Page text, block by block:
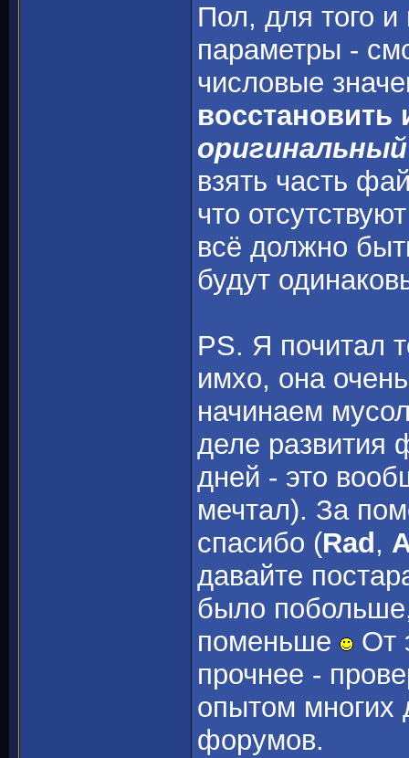
Пол, для того
параметры -
числовые
оригинальный
взять часть
что
всё должно
будут
PS. Я почитал
имхо, она
начинаем
деле развития
дней - это
мечтал). За
спасибо (Rad ,
давайте
было
поменьше
От
прочнее -
опытом многих
форумов.